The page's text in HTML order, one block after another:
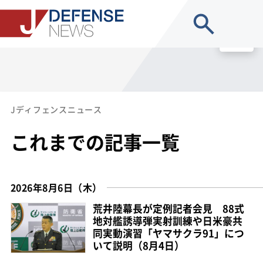
Jディフェンスニュース
これまでの記事一覧
2026年8月6日（木）
荒井陸幕長が定例記者会見 88式
地対艦誘導弾実射訓練や日米豪共
同実動演習「ヤマサクラ91」につ
いて説明（8月4日）